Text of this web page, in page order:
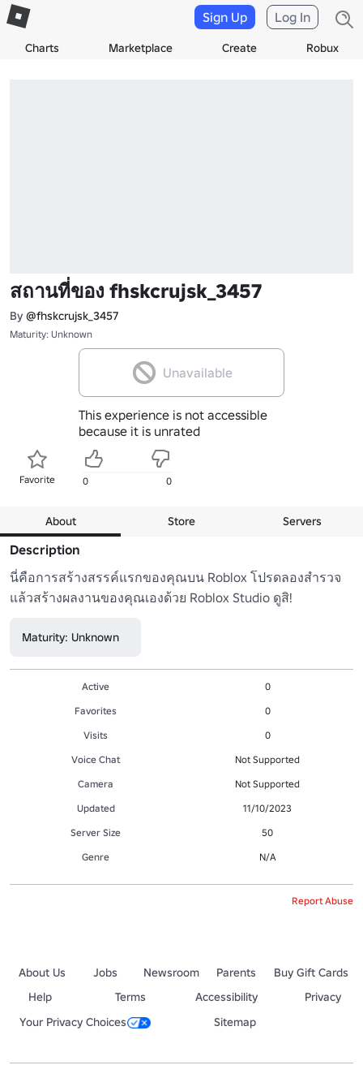
Charts Marketplace Create Robux
Sign Up Log In
สถานที่ของ fhskcrujsk_3457
By @fhskcrujsk_3457
Maturity: Unknown
Unavailable
This experience is not accessible
because it is unrated
Favorite 0 0
About Store Servers
Description
นี่คือการสร้างสรรค์แรกของคุณบน Roblox โปรดลองสำรวจ
แล้วสร้างผลงานของคุณเองด้วย Roblox Studio ดูสิ!
Maturity: Unknown
Active
0
Favorites
0
Visits
0
Voice Chat
Not Supported
Camera
Not Supported
Updated
11/10/2023
Server Size
50
Genre
N/A
Report Abuse
About Us Jobs Newsroom Parents
Buy Gift Cards
Help
Terms Accessibility
Privacy
Your Privacy Choices
Sitemap